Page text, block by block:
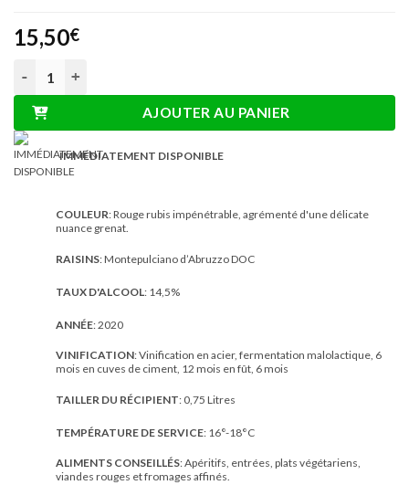
15,50€
AJOUTER AU PANIER
IMMÉDIATEMENT DISPONIBLE
COULEUR: Rouge rubis impénétrable, agrémenté d'une délicate
nuance grenat.
RAISINS: Montepulciano d’Abruzzo DOC
TAUX D'ALCOOL: 14,5%
ANNÉE: 2020
VINIFICATION: Vinification en acier, fermentation malolactique, 6
mois en cuves de ciment, 12 mois en fût, 6 mois
TAILLER DU RÉCIPIENT: 0,75 Litres
TEMPÉRATURE DE SERVICE: 16°-18°C
ALIMENTS CONSEILLÉS: Apéritifs, entrées, plats végétariens,
viandes rouges et fromages affinés.